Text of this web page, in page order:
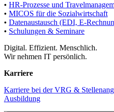
• HR-Prozesse und
• MICOS für die Sozialwirtschaft
• Datenaustausch (EDI, E-
• Schulungen & Seminare
Digital. Effizient. Menschlich.
Wir nehmen IT persönlich.
Karriere
Karriere bei der VRG &
Ausbildung